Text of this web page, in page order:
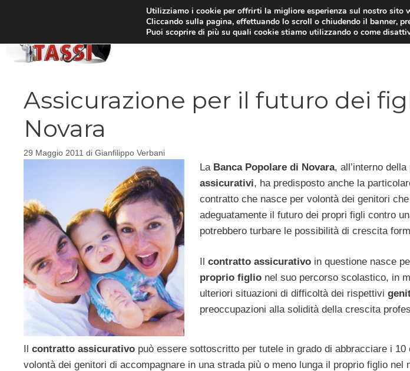
Assicurazione per il futuro dei
Novara
29 Maggio 2011 di Gianfilippo Verbani
La Banca Popolare di Novara, all’interno
assicurativi, ha predisposto anche la
contratto che nasce per volontà dei genitori
adeguatamente il futuro dei propri figli contro
potrebbero turbare le possibilità di crescita
contratto assicurativoin questione nasce
proprio figlio nel suo percorso scolastico, in
ulteriori situazioni di difficoltà dei rispettivi
preoccupazioni alla solidità della crescita
Il contratto assicurativo può essere sottoscritto per tutele in grado di abbracciare i 10
volontà dei genitori di accompagnare in una strada più o meno lunga il proprio figlio
Utilizziamo i cookie per offrirti la migliore esperienza sul nostro sito
Cliccando sulla pagina, effettuando lo scroll o chiudendo il banner,
Puoi scoprire di più su quali cookie stiamo utilizzando o come